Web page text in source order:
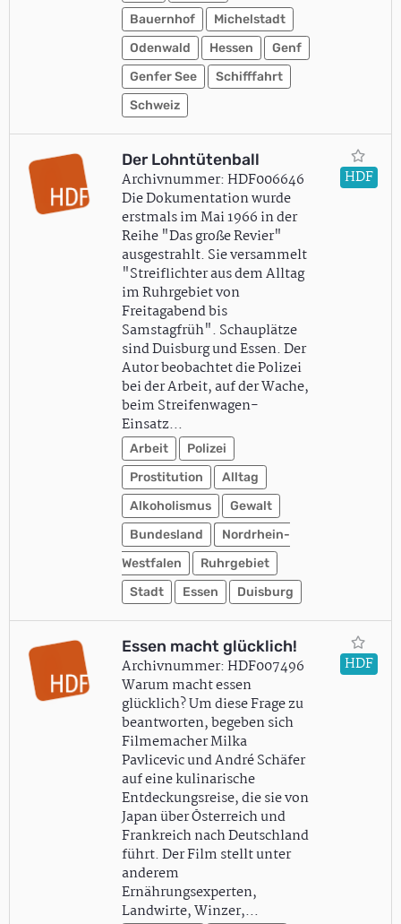
Bauernhof
Michelstadt
Odenwald
Hessen
Genf
Genfer See
Schifffahrt
Schweiz
Der Lohntütenball
Archivnummer: HDF006646
Die Dokumentation wurde
erstmals im Mai 1966 in der
Reihe "Das große Revier"
ausgestrahlt. Sie versammelt
"Streiflichter aus dem Alltag
im Ruhrgebiet von
Freitagabend bis
Samstagfrüh". Schauplätze
sind Duisburg und Essen. Der
Autor beobachtet die Polizei
bei der Arbeit, auf der Wache,
beim Streifenwagen-
Einsatz…
Arbeit
Polizei
Prostitution
Alltag
Alkoholismus
Gewalt
Bundesland
Nordrhein-
Westfalen
Ruhrgebiet
Stadt
Essen Duisburg
HDF
Essen macht glücklich!
Archivnummer: HDF007496
Warum macht essen
glücklich? Um diese Frage zu
beantworten, begeben sich
Filmemacher Milka
Pavlicevic und André Schäfer
auf eine kulinarische
Entdeckungsreise, die sie von
Japan über Österreich und
Frankreich nach Deutschland
führt. Der Film stellt unter
anderem
Ernährungsexperten,
Landwirte, Winzer,…
HDF